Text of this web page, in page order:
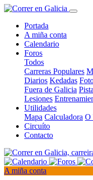
Portada
A miña conta
Calendario
Foros
Todos
Carreras Populares
Diarios Kedadas
Fuera de Galicia Pista
Lesiones
Utilidades
Mapa Calculadora O
Circuíto
Contacto
A miña conta